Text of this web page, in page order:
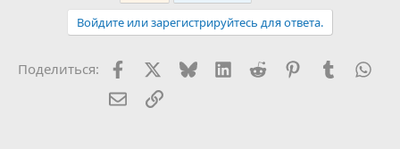
Войдите или зарегистрируйтесь для ответа.
Поделиться: FacebookX (Twitter)
BlueskyLinkedInReddit PinterestTumblr
Электронная почта
Ссылка